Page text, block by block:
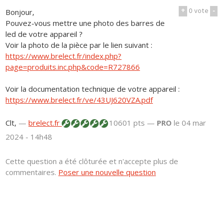
+ 0vote -
Bonjour,
Pouvez-vous mettre une photo des barres de
led de votre appareil ?
Voir la photo de la pièce par le lien suivant :
https://www.brelect.fr/index.php?
page=produits.inc.php&code=R727866
Voir la documentation technique de votre appareil :
https://www.brelect.fr/ve/43UJ620VZA.pdf
Clt, —brelect.fr 10601 pts — PRO le 04 mar
2024 - 14h48
Cette question a été clôturée et n'accepte plus de
commentaires. Poser une nouvelle question